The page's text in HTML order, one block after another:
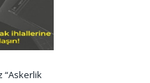
“Askerlik